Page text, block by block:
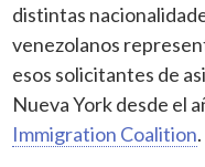
distintas
venezolanos
esos solicitantes de
Nueva York desde el
Immigration Coalition.